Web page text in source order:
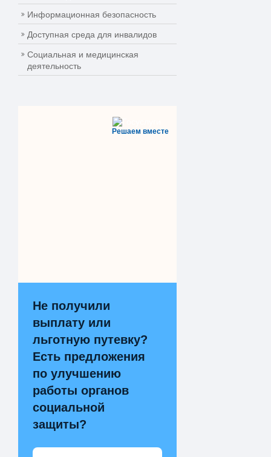
Информационная безопасность
Доступная среда для инвалидов
Социальная и медицинская
деятельность
Решаем вместе
Не получили
выплату или
льготную путевку?
Есть предложения
по улучшению
работы органов
социальной
защиты?